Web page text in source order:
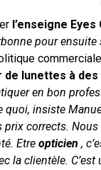
l’enseigne Eyes
pour ensuite
de lunettes à
en bon
insiste
corrects. Nous
Etre opticien ,
la clientèle.